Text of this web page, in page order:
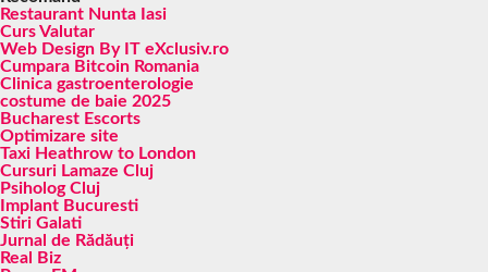
Restaurant Nunta Iasi
Curs Valutar
Web Design By IT eXclusiv.ro
Cumpara Bitcoin Romania
Clinica gastroenterologie
costume de baie 2025
Bucharest Escorts
Optimizare site
Taxi Heathrow to London
Cursuri Lamaze Cluj
Psiholog Cluj
Implant Bucuresti
Stiri Galati
Jurnal de Rădăuți
Real Biz